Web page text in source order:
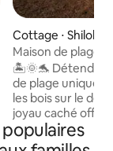
sur la
Cottage ⋅ Shiloh
Maison de plage
rivage isolé
🏝️🌞🐬 Détendez-
de plage unique
les bois sur le
joyau caché offre
unique
faune est